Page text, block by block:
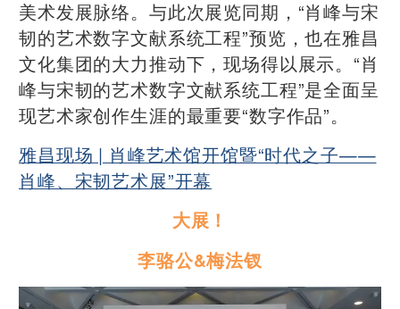
美术发展脉络。与此次展览同期，“肖峰与宋
韧的艺术数字文献系统工程”预览，也在雅昌
文化集团的大力推动下，现场得以展示。“肖
峰与宋韧的艺术数字文献系统工程”是全面呈
现艺术家创作生涯的最重要“数字作品”。
雅昌现场 | 肖峰艺术馆开馆暨“时代之子——
肖峰、宋韧艺术展”开幕
大展！
李骆公&梅法钗